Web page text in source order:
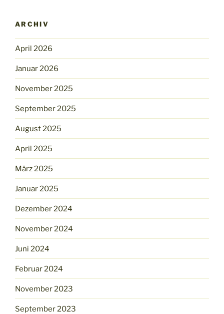
ARCHIV
April 2026
Januar 2026
November 2025
September 2025
August 2025
April 2025
März 2025
Januar 2025
Dezember 2024
November 2024
Juni 2024
Februar 2024
November 2023
September 2023